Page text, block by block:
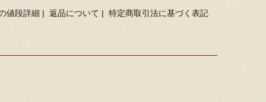
値段詳細 | 返品について | 特定商取引法に基づく表記